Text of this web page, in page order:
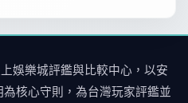
娛樂城評鑑與比較中心，以安
核心守則，為台灣玩家評鑑並